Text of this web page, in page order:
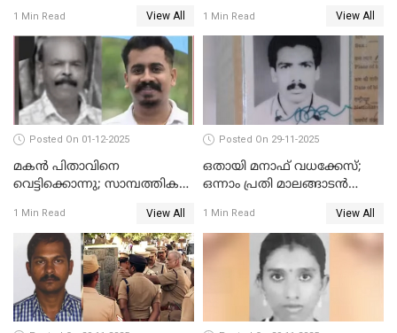
മർദിച്ച കേസ്
1 Min Read View All 1 Min Read View All
Posted On 01-12-2025
മകൻ പിതാവിനെ
വെട്ടിക്കൊന്നു; സാമ്പത്തിക
1 Min Read View All
Posted On 29-11-2025
ഒതായി മനാഫ് വധക്കേസ്;
ഒന്നാം പ്രതി മാലങ്ങാടൻ
ഒരു ലക്ഷം രൂപ പിഴ
1 Min Read View All